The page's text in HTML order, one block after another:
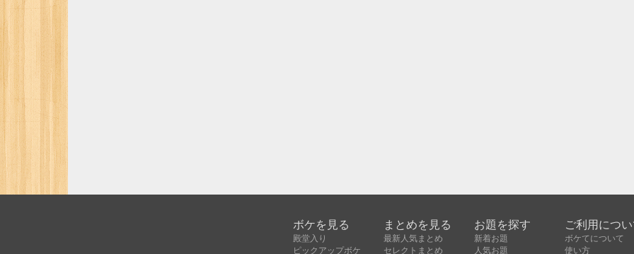
ボケを見る
殿堂入り
ピックアップボケ
まとめを見る
最新人気まとめ
セレクトまとめ
お題を探す
新着お題
人気お題
ご利用につ
ボケてについて
使い方